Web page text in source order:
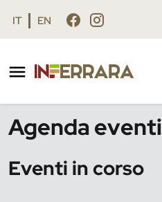
Vai al contenuto principale
Vai al footer
IT EN
Agenda eventi
Eventi in corso